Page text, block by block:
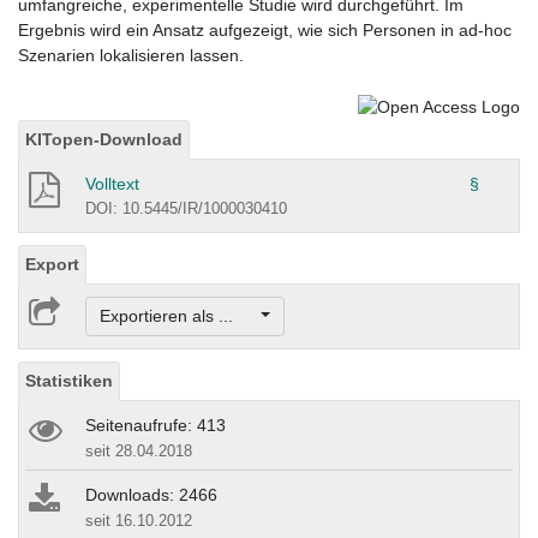
umfangreiche, experimentelle Studie wird durchgeführt. Im
Ergebnis wird ein Ansatz aufgezeigt, wie sich Personen in ad-hoc
Szenarien lokalisieren lassen.
KITopen-Download
Volltext §
DOI: 10.5445/IR/1000030410
Export
Exportieren als ...
Statistiken
Seitenaufrufe: 413
seit 28.04.2018
Downloads: 2466
seit 16.10.2012